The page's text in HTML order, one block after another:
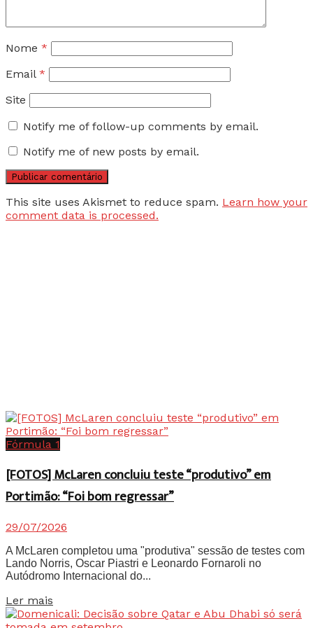
Nome *
Email *
Site
Notify me of follow-up comments by email.
Notify me of new posts by email.
This site uses Akismet to reduce spam. Learn how your
comment data is processed.
Fórmula 1
[FOTOS] McLaren concluiu teste “produtivo” em
Portimão: “Foi bom regressar”
29/07/2026
A McLaren completou uma "produtiva" sessão de testes com
Lando Norris, Oscar Piastri e Leonardo Fornaroli no
Autódromo Internacional do...
Ler mais